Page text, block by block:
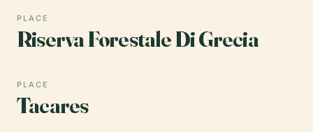
PLACE
Riserva Forestale Di Grecia
PLACE
Tacares